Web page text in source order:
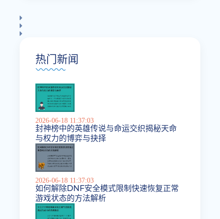
热门新闻
2026-06-18 11:37:03
封神榜中的英雄传说与命运交织揭秘天命
与权力的博弈与抉择
2026-06-18 11:37:03
如何解除DNF安全模式限制快速恢复正常
游戏状态的方法解析